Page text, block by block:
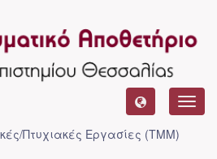
Πτυχιακές Εργασίες (ΤΜΜ)